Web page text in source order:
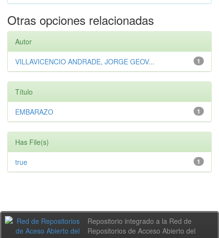
Otras opciones relacionadas
Autor
1
VILLAVICENCIO ANDRADE, JORGE GEOV...
Título
1
EMBARAZO
Has File(s)
1
true
Repositorio integrado a la Red de
Repositorios de Acceso Abierto del